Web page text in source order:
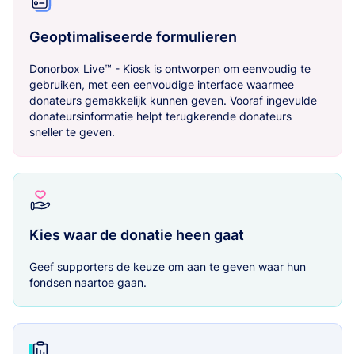
Geoptimaliseerde formulieren
Donorbox Live™ - Kiosk is ontworpen om eenvoudig te
gebruiken, met een eenvoudige interface waarmee
donateurs gemakkelijk kunnen geven. Vooraf ingevulde
donateursinformatie helpt terugkerende donateurs
sneller te geven.
Kies waar de donatie heen gaat
Geef supporters de keuze om aan te geven waar hun
fondsen naartoe gaan.